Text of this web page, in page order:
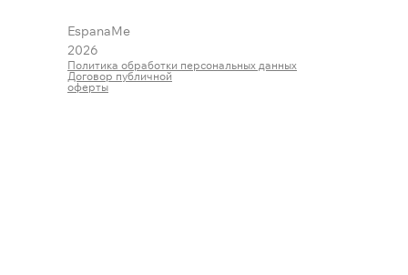
EspanaMe
2026
Политика обработки персональных данных
Договор публичной
оферты